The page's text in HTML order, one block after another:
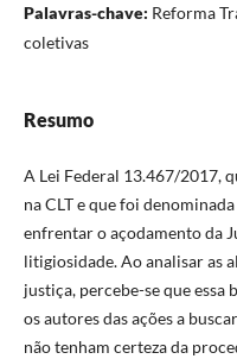
Palavras-chave: Reforma
coletivas
Resumo
A Lei Federal 13.467/2017,
na CLT e que foi
enfrentar o açodamento da
litigiosidade. Ao analisar as
justiça, percebe-se que
os autores das ações a
não tenham certeza da